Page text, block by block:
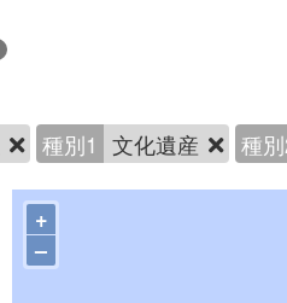
種別1 文化遺産 種
+
–